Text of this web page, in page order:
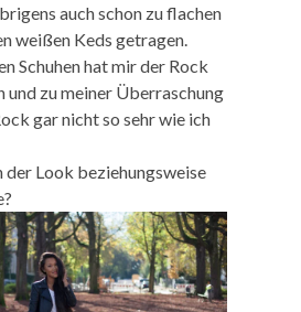
auch schon zu flachen
weißen Keds getragen.
Schuhen hat mir der Rock
und zu meiner Überraschung
gar nicht so sehr wie ich
Look beziehungsweise